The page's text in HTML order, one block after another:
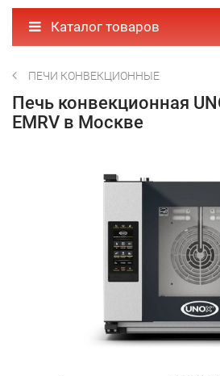
Каталог товаров
ПЕЧИ КОНВЕКЦИОННЫЕ
Печь конвекционная
EMRV в Москве